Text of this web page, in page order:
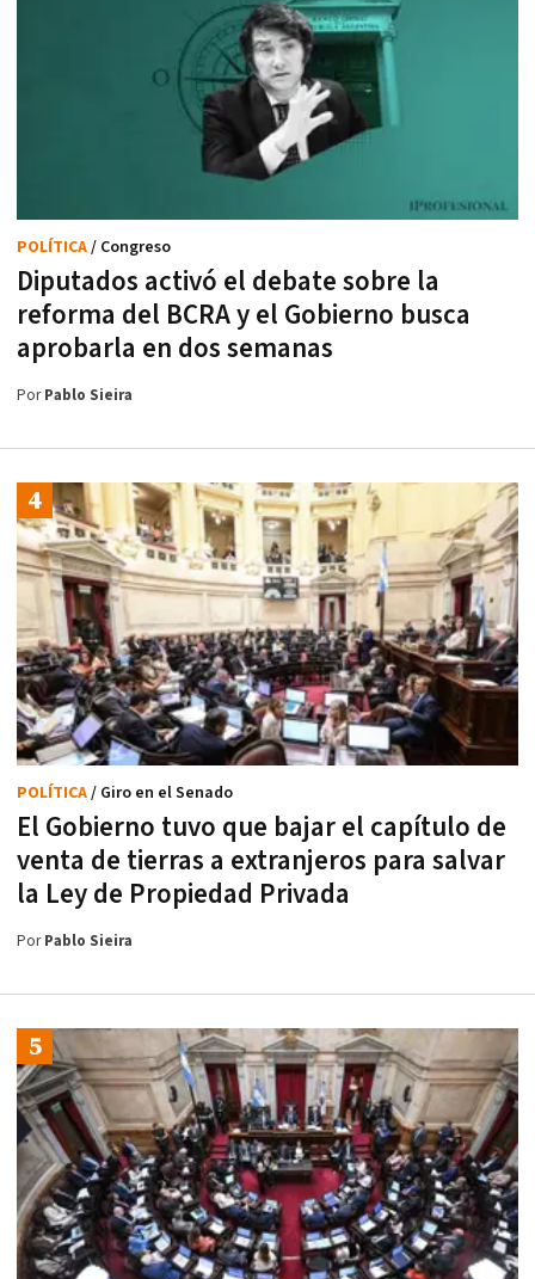
Diputados activó el debate sobre la
reforma del BCRA y el Gobierno busca
aprobarla en dos semanas
POLÍTICA/ Congreso
PorPablo Sieira
El Gobierno tuvo que bajar el capítulo de
venta de tierras a extranjeros para salvar
la Ley de Propiedad Privada
POLÍTICA/ Giro en el Senado
PorPablo Sieira